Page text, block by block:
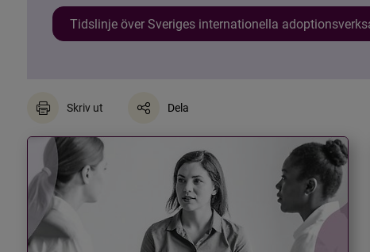
Tidslinje över Sveriges internationella
Skriv ut Dela